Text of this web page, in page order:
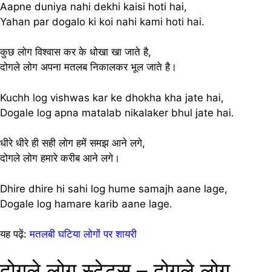
Aapne duniya nahi dekhi kaisi hoti hai,
Yahan par dogalo ki koi nahi kami hoti hai.
कुछ लोग विश्वास कर के धोखा खा जाते है,
दोगले लोग अपना मतलब निकालकर भूल जाते है।
Kuchh log vishwas kar ke dhokha kha jate hai,
Dogale log apna matalab nikalaker bhul jate hai.
धीरे धीरे ही सही लोग हमें समझ आने लगे,
दोगले लोग हमारे करीब आने लगे।
Dhire dhire hi sahi log hume samajh aane lage,
Dogale log hamare karib aane lage.
यह पढ़ें:मतलबी घटिया लोगों पर शायरी